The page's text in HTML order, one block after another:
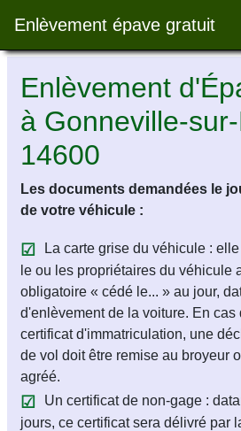
Enlèvement épave gratuit
Enlèvement
à Gonneville-
14600
Les documents demandées le
de votre véhicule :
La carte grise du véhicule :
le ou les propriétaires du véhicule
obligatoire « cédé le... » au jour,
d'enlèvement de la voiture. En cas
certificat d'immatriculation, une
de vol doit être remise au broyeur
agréé.
Un certificat de non-gage :
jours, ce certificat sera délivré par